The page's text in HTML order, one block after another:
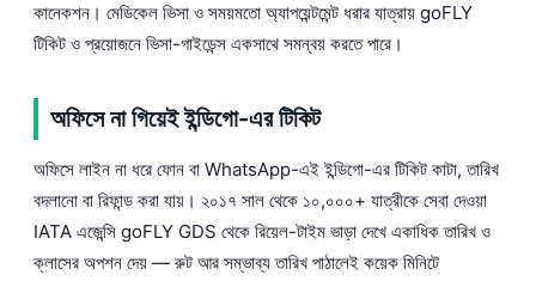
কানেকশন। মেডিকেল ভিসা ও সময়মতো অ্যাপয়েন্টমেন্ট ধরার যাত্রায় goFLY
টিকিট ও প্রয়োজনে ভিসা-গাইডেন্স একসাথে সমন্বয় করতে পারে।
অফিসে না গিয়েই ইন্ডিগো-এর টিকিট
অফিসে লাইন না ধরে ফোন বা WhatsApp-এই ইন্ডিগো-এর টিকিট কাটা, তারিখ
বদলানো বা রিফান্ড করা যায়। ২০১৭ সাল থেকে ১০,০০০+ যাত্রীকে সেবা দেওয়া
IATA এজেন্সি goFLY GDS থেকে রিয়েল-টাইম ভাড়া দেখে একাধিক তারিখ ও
ক্লাসের অপশন দেয় — রুট আর সম্ভাব্য তারিখ পাঠালেই কয়েক মিনিটে